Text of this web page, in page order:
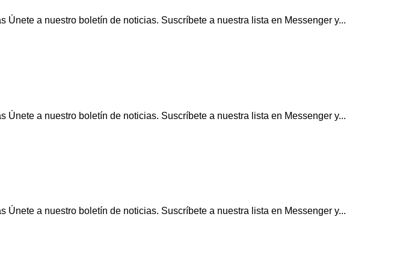
a nuestro boletín de noticias. Suscríbete a nuestra lista en Messenger y...
a nuestro boletín de noticias. Suscríbete a nuestra lista en Messenger y...
a nuestro boletín de noticias. Suscríbete a nuestra lista en Messenger y...